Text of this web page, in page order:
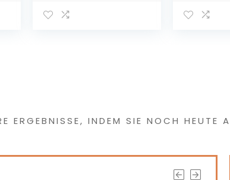
r en 230 volt
ERGEBNISSE, INDEM SIE NOCH HEUTE